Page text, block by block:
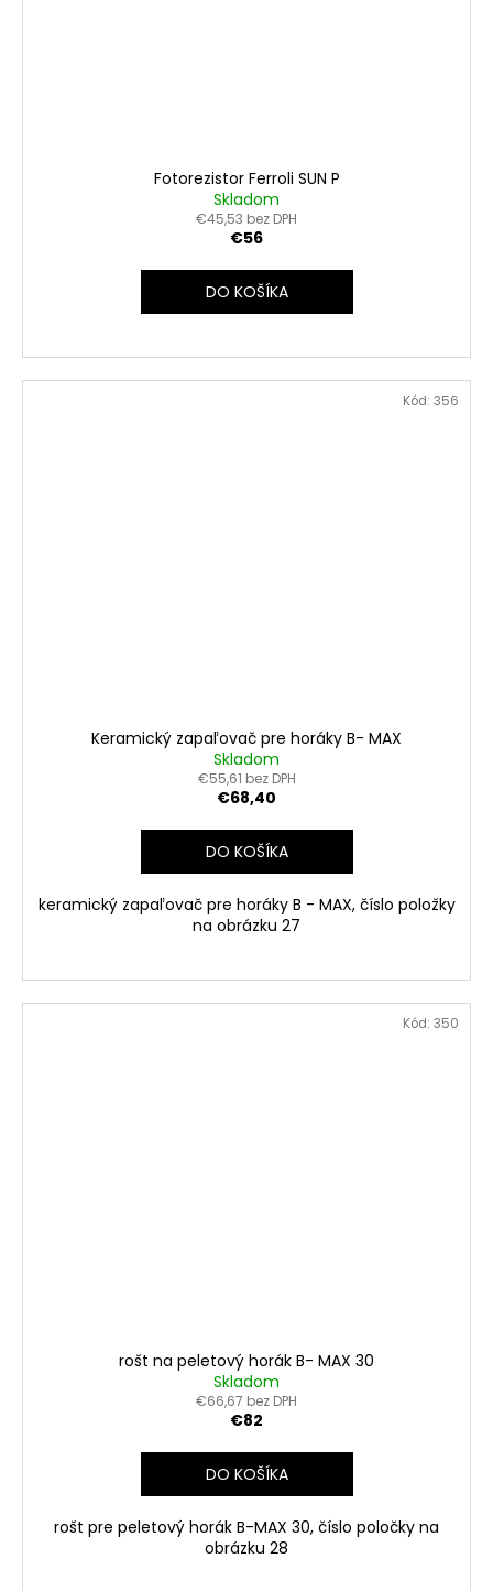
Fotorezistor Ferroli SUN P
Skladom
€45,53 bez DPH
€56
DO KOŠÍKA
Keramický zapaľovač pre horáky B- MAX
Skladom
€55,61 bez DPH
€68,40
DO KOŠÍKA
keramický zapaľovač pre horáky B - MAX, číslo položky
na obrázku 27
Kód: 356
rošt na peletový horák B- MAX 30
Skladom
€66,67 bez DPH
€82
DO KOŠÍKA
rošt pre peletový horák B-MAX 30, číslo poločky na
obrázku 28
Kód: 350